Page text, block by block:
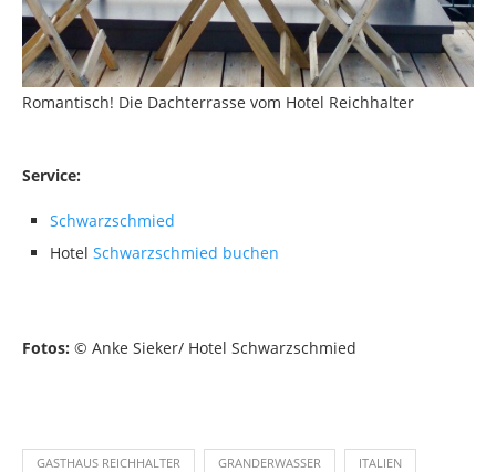
Romantisch! Die Dachterrasse vom Hotel Reichhalter
Service:
Schwarzschmied
Hotel Schwarzschmied buchen
Fotos: © Anke Sieker/ Hotel Schwarzschmied
GASTHAUS REICHHALTER GRANDERWASSER ITALIEN